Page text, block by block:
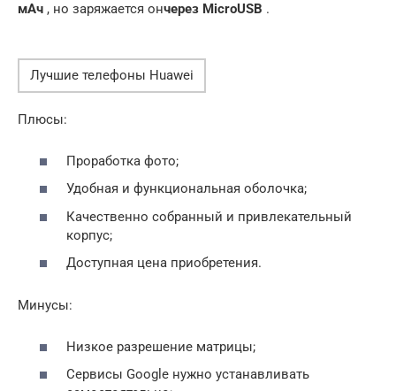
мАч , но заряжается ончерез MicroUSB .
Лучшие телефоны Huawei
Плюсы:
Проработка фото;
Удобная и функциональная оболочка;
Качественно собранный и привлекательный
корпус;
Доступная цена приобретения.
Минусы:
Низкое разрешение матрицы;
Сервисы Google нужно устанавливать